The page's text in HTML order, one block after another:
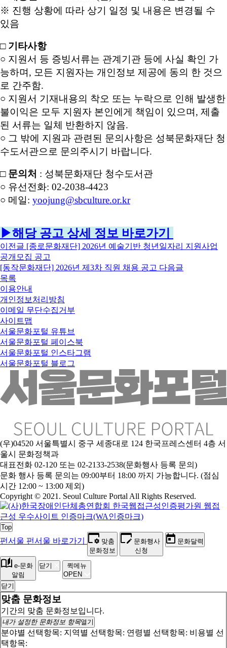
※ 진행 상황에 따라 상기 일정 및 내용은 변경될 수
있음
□ 기타사항
○ 지원서 등 증빙서류는 관계기관 등에 사실 확인 가
능하며 , 모든 지원자는 개인정보 제공에 동의 한 것으
로 간주함.
○ 지원서 기재내용의 착오 또는 누락으로 인해 발생한
불이익은 모두 지원자 본인에게 책임이 있으며 , 제출
된 서류는 일체 반환하지 않음.
○ 그 밖에 지원과 관련된 문의사항은 성북문화재단 청
수도서관으로 문의주시기 바랍니다.
□ 문의처 : 성북문화재단 청수도서관
○ 유선전화: 02-2038-4423
○ 메일: yoojung@sbculture.or.kr
▶해당 공고 상세 정보 바로가기
이전글 [종로문화재단] 2026년 예술기반 청년일자리 지원사업
공개모집 공고
[동작문화재단] 2026년 제3차 직원 채용 공고 다음글
목록
이용안내
개인정보처리방침
이메일 무단수집거부
사이트맵
서울문화포털 유튜브
서울문화포털 페이스북
서울문화포털 인스타그램
서울문화포털 블로그
(우)04520 서울특별시 중구 세종대로 124 한국프레스센터 4층 서
울시 문화정책과
대표전화 02-120 또는 02-2133-2538(문화행사 등록 문의)
문화 행사 등록 문의는 09:00부터 18:00 까지 가능합니다. (점심
시간 12:00 ~ 13:00 제외)
Copyright © 2021. Seoul Culture Portal All Rights Reserved.
Top
펀서울 펀서울 바로가기
맞춤
문화정보
문화행사
신청
문화달력
e-문화
알림
닫기
퀵메뉴
OPEN
닫기
맞춤 문화정보
기간의 맞춤 문화정보입니다.
내가 설정한 문화정보 항목열기
분야별 선택항목: 지역별 선택항목: 연령별 선택항목: 비용별 선
택항목: